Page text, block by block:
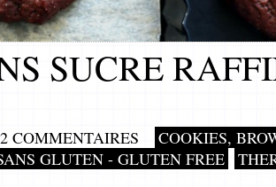
SUCRE
2 COMMENTAIRES
COOKIES,
GLUTEN - GLUTEN FREE